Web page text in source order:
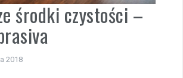
środki czystości –
2018